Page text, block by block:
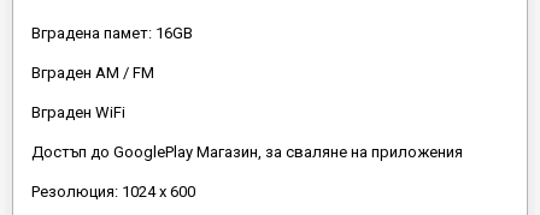
Вградена памет: 16GB
Вграден AM / FM
Вграден WiFi
Достъп до GooglePlay Магазин, за сваляне на приложения
Резолюция: 1024 x 600